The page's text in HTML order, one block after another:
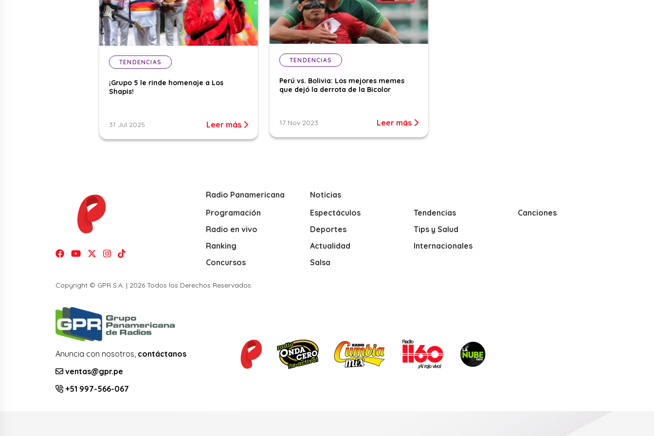
TENDENCIAS
¡Grupo 5 le rinde homenaje a Los
Shapis!
31 Jul 2025 Leer más
TENDENCIAS
Perú vs. Bolivia: Los mejores memes
que dejó la derrota de la Bicolor
17 Nov 2023 Leer más
Radio Panamericana
Programación
Radio en vivo
Ranking
Concursos
Noticias
Espectáculos
Deportes
Actualidad
Salsa
Tendencias
Tips y Salud
Internacionales
Canciones
Copyright © GPR S.A. | 2026 Todos los Derechos Reservados.
Anuncia con nosotros, contáctanos
ventas@gpr.pe
+51 997-566-067